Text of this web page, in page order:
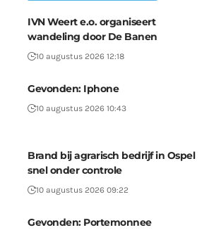
IVN Weert e.o. organiseert
wandeling door De Banen
10 augustus 2026 12:18
Gevonden: Iphone
10 augustus 2026 10:43
Brand bij agrarisch bedrijf in Ospel
snel onder controle
10 augustus 2026 09:22
Gevonden: Portemonnee